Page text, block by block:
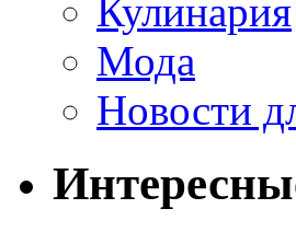
Кулинария
Мода
Новости